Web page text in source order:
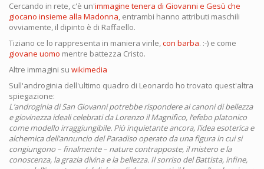
Cercando in rete, c'è un'immagine tenera di Giovanni e Gesù che
giocano insieme alla Madonna, entrambi hanno attributi maschili
ovviamente, il dipinto è di Raffaello.
Tiziano ce lo rappresenta in maniera virile,con barba. :-) e come
giovane uomo mentre battezza Cristo.
Altre immagini su wikimedia
Sull'androginia dell'ultimo quadro di Leonardo ho trovato quest'altra
spiegazione:
L’androginia di San Giovanni potrebbe rispondere ai canoni di bellezza
e giovinezza ideali celebrati da Lorenzo il Magnifico, l’efebo platonico
come modello irraggiungibile. Più inquietante ancora, l’idea esoterica e
alchemica dell’annuncio del Paradiso operato da una figura in cui si
congiungono – finalmente – nature contrapposte, il mistero e la
conoscenza, la grazia divina e la bellezza. Il sorriso del Battista, infine,